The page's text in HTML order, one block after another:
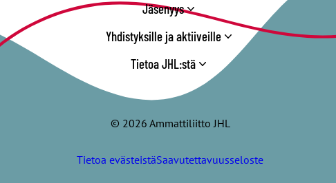
Jäsenyys
Yhdistyksille ja aktiiveille
Tietoa JHL:stä
© 2026 Ammattiliitto JHL
Tietoa evästeistäSaavutettavuusseloste